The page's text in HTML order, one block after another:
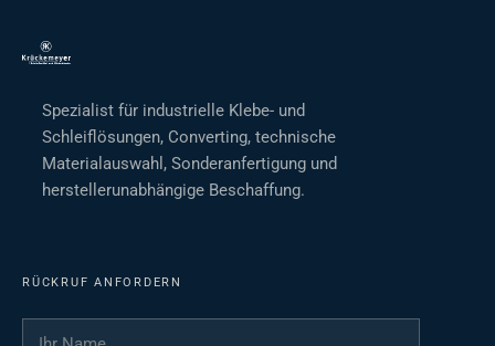
Spezialist für industrielle Klebe- und
Schleiflösungen, Converting, technische
Materialauswahl, Sonderanfertigung und
herstellerunabhängige Beschaffung.
RÜCKRUF ANFORDERN
Ihr Name